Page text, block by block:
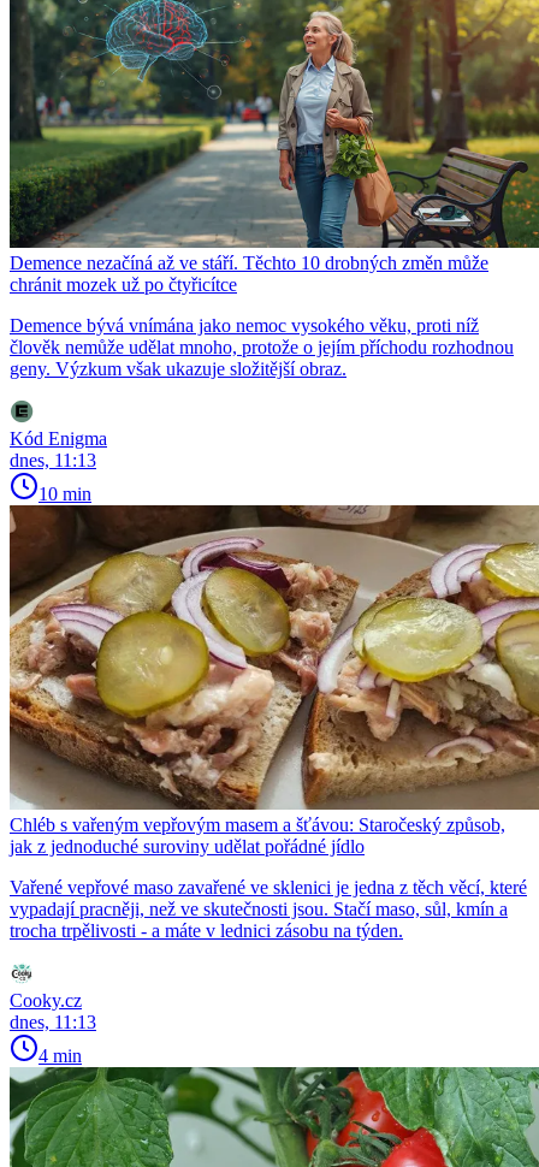
Demence nezačíná až ve stáří. Těchto 10 drobných změn může
chránit mozek už po čtyřicítce
Demence bývá vnímána jako nemoc vysokého věku, proti níž
člověk nemůže udělat mnoho, protože o jejím příchodu rozhodnou
geny. Výzkum však ukazuje složitější obraz.
Kód Enigma
dnes, 11:13
10 min
Chléb s vařeným vepřovým masem a šťávou: Staročeský způsob,
jak z jednoduché suroviny udělat pořádné jídlo
Vařené vepřové maso zavařené ve sklenici je jedna z těch věcí, které
vypadají pracněji, než ve skutečnosti jsou. Stačí maso, sůl, kmín a
trocha trpělivosti - a máte v lednici zásobu na týden.
Cooky.cz
dnes, 11:13
4 min